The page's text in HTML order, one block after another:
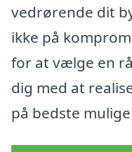
vedrørende dit
ikke på
for at vælge en
dig med at
på bedste